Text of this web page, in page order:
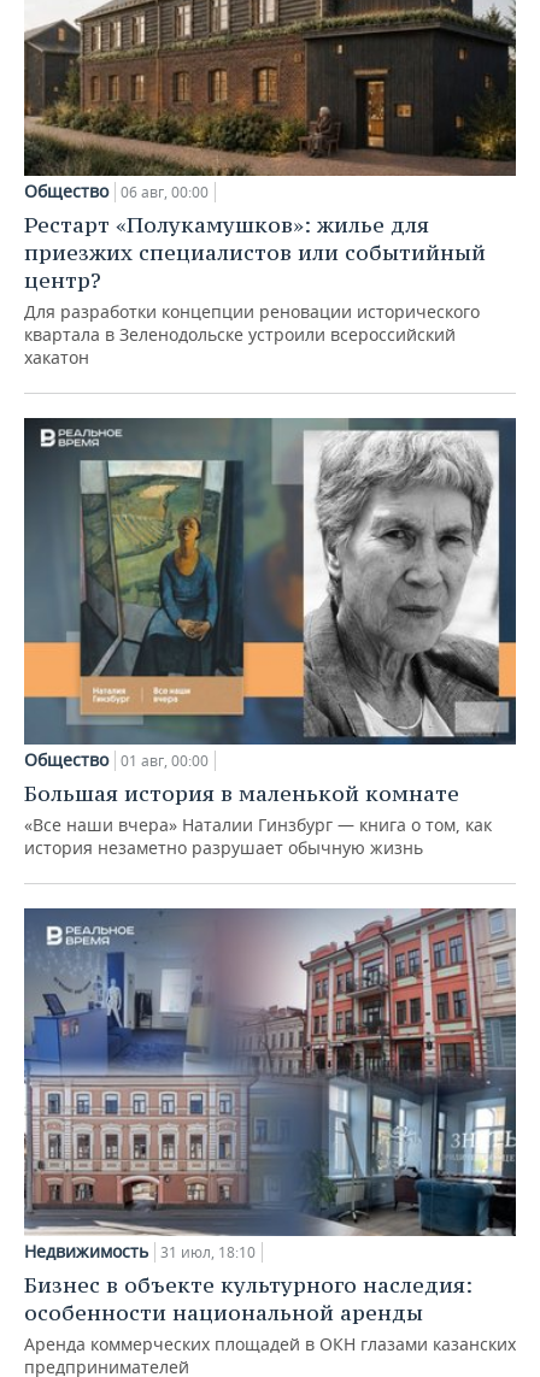
Общество 06 авг, 00:00
Рестарт «Полукамушков»: жилье для
приезжих специалистов или событийный
центр?
Для разработки концепции реновации исторического
квартала в Зеленодольске устроили всероссийский
хакатон
Общество 01 авг, 00:00
Большая история в маленькой комнате
«Все наши вчера» Наталии Гинзбург — книга о том, как
история незаметно разрушает обычную жизнь
Недвижимость 31 июл, 18:10
Бизнес в объекте культурного наследия:
особенности национальной аренды
Аренда коммерческих площадей в ОКН глазами казанских
предпринимателей